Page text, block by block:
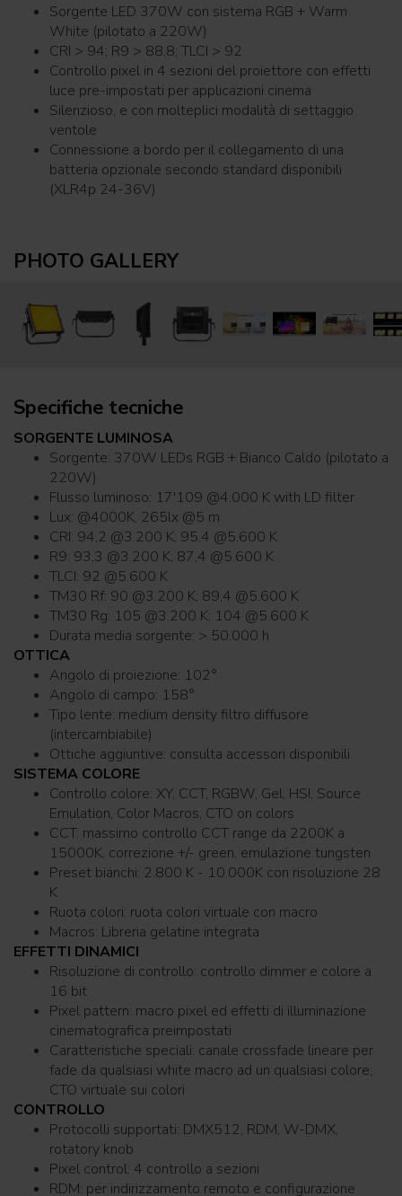
Sorgente LED 370W con sistema RGB + Warm
White (pilotato a 220W)
CRI > 94; R9 > 88,8; TLCI > 92
Controllo pixel in 4 sezioni del proiettore con effetti
luce pre-impostati per applicazioni cinema
Silenzioso, e con molteplici modalità di settaggio
ventole
Connessione a bordo per il collegamento di una
batteria opzionale secondo standard disponibili
(XLR4p 24-36V)
PHOTO GALLERY
Specifiche tecniche
SORGENTE LUMINOSA
Sorgente: 370W LEDs RGB + Bianco Caldo (pilotato a
220W)
Flusso luminoso: 17'109 @4.000 K with LD filter
Lux: @4000K, 265lx @5 m
CRI: 94,2 @3.200 K; 95,4 @5.600 K
R9: 93,3 @3.200 K; 87,4 @5.600 K
TLCI: 92 @5.600 K
TM30 Rf: 90 @3.200 K; 89,4 @5.600 K
TM30 Rg: 105 @3.200 K; 104 @5.600 K
Durata media sorgente: > 50.000 h
OTTICA
Angolo di proiezione: 102°
Angolo di campo: 158°
Tipo lente: medium density filtro diffusore
(intercambiabile)
Ottiche aggiuntive: consulta accessori disponibili
SISTEMA COLORE
Controllo colore: XY, CCT, RGBW, Gel, HSI, Source
Emulation, Color Macros, CTO on colors
CCT: massimo controllo CCT range da 2200K a
15000K, correzione +/- green, emulazione tungsten
Preset bianchi: 2.800 K - 10.000K con risoluzione 28
K
Ruota colori: ruota colori virtuale con macro
Macros: Libreria gelatine integrata
EFFETTI DINAMICI
Risoluzione di controllo: controllo dimmer e colore a
16 bit
Pixel pattern: macro pixel ed effetti di illuminazione
cinematografica preimpostati
Caratteristiche speciali: canale crossfade lineare per
fade da qualsiasi white macro ad un qualsiasi colore;
CTO virtuale sui colori
CONTROLLO
Protocolli supportati: DMX512, RDM, W-DMX,
rotatory knob
Pixel control: 4 controllo a sezioni
RDM: per indirizzamento remoto e configurazione